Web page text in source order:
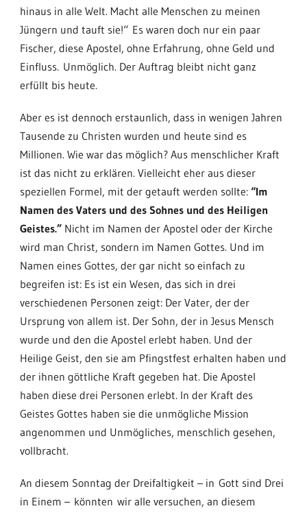
hinaus in alle Welt. Macht alle Menschen zu meinen
Jüngern und tauft sie!“ Es waren doch nur ein paar
Fischer, diese Apostel, ohne Erfahrung, ohne Geld und
Einfluss. Unmöglich. Der Auftrag bleibt nicht ganz
erfüllt bis heute.
Aber es ist dennoch erstaunlich, dass in wenigen Jahren
Tausende zu Christen wurden und heute sind es
Millionen. Wie war das möglich? Aus menschlicher Kraft
ist das nicht zu erklären. Vielleicht eher aus dieser
speziellen Formel, mit der getauft werden sollte: “Im
Namen des Vaters und des Sohnes und des Heiligen
Geistes.” Nicht im Namen der Apostel oder der Kirche
wird man Christ, sondern im Namen Gottes. Und im
Namen eines Gottes, der gar nicht so einfach zu
begreifen ist: Es ist ein Wesen, das sich in drei
verschiedenen Personen zeigt: Der Vater, der der
Ursprung von allem ist. Der Sohn, der in Jesus Mensch
wurde und den die Apostel erlebt haben. Und der
Heilige Geist, den sie am Pfingstfest erhalten haben und
der ihnen göttliche Kraft gegeben hat. Die Apostel
haben diese drei Personen erlebt. In der Kraft des
Geistes Gottes haben sie die unmögliche Mission
angenommen und Unmögliches, menschlich gesehen,
vollbracht.
An diesem Sonntag der Dreifaltigkeit – in Gott sind Drei
in Einem – könnten wir alle versuchen, an diesem